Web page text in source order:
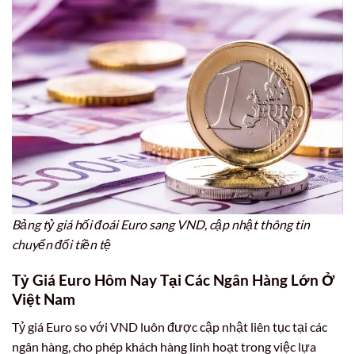
Bảng tỷ giá hối đoái Euro sang VND, cập nhật thông tin
chuyển đổi tiền tệ
Tỷ Giá Euro Hôm Nay Tại Các Ngân Hàng Lớn Ở
Việt Nam
Tỷ giá Euro so với VND luôn được cập nhật liên tục tại các
ngân hàng, cho phép khách hàng linh hoạt trong việc lựa